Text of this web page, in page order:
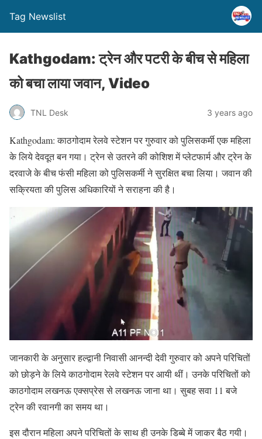
Tag Newslist
Kathgodam: ट्रेन और पटरी के बीच से महिला
को बचा लाया जवान, Video
TNL Desk 3 years ago
Kathgodam: काठगोदाम रेलवे स्टेशन पर गुरुवार को पुलिसकर्मी एक महिला
के लिये देवदूत बन गया। ट्रेन से उतरने की कोशिश में प्लेटफार्म और ट्रेन के
दरवाजे के बीच फंसी महिला को पुलिसकर्मी ने सुरक्षित बचा लिया। जवान की
सक्रियता की पुलिस अधिकारियों ने सराहना की है।
जानकारी के अनुसार हल्द्वानी निवासी आनन्दी देवी गुरुवार को अपने परिचितों
को छोड़ने के लिये काठगोदाम रेलवे स्टेशन पर आयी थीं। उनके परिचितों को
काठगोदाम लखनऊ एक्सप्रेस से लखनऊ जाना था। सुबह सवा 11 बजे
ट्रेन की रवानगी का समय था।
इस दौरान महिला अपने परिचितों के साथ ही उनके डिब्बे में जाकर बैठ गयी।